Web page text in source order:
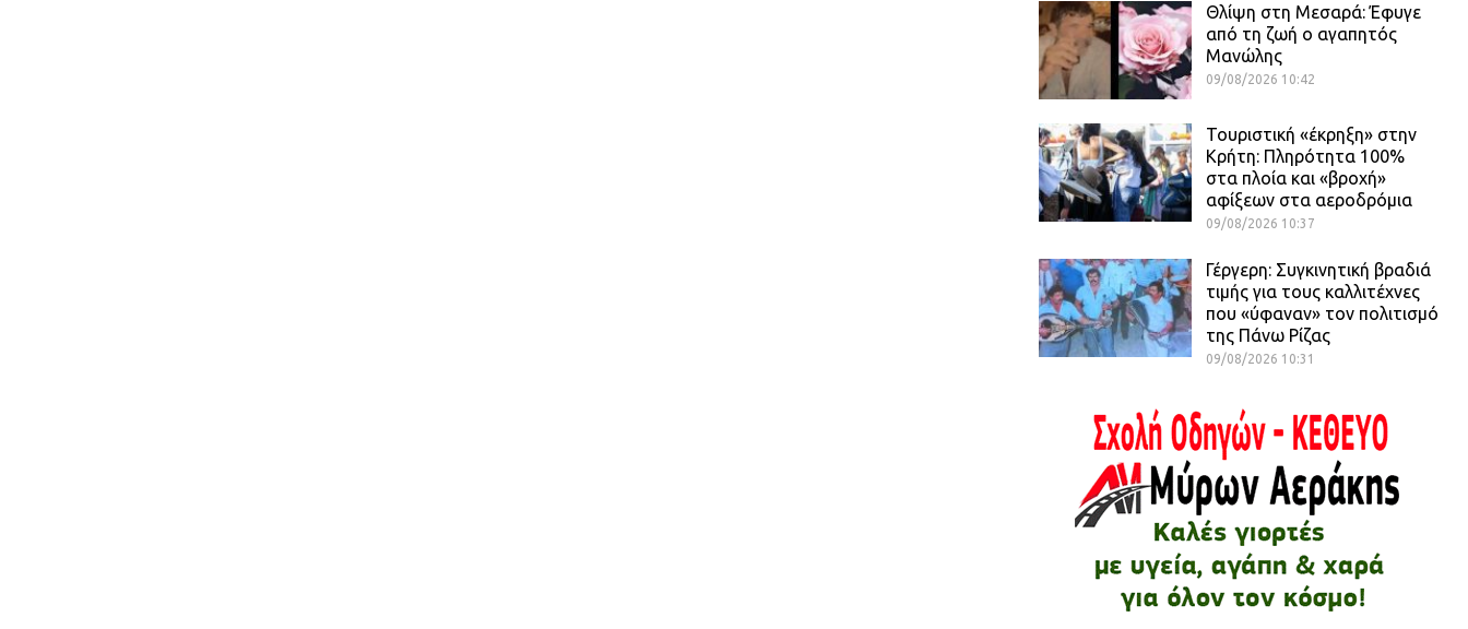
Θλίψη στη Μεσαρά: Έφυγε
από τη ζωή ο αγαπητός
Μανώλης
09/08/2026 10:42
Τουριστική «έκρηξη» στην
Κρήτη: Πληρότητα 100%
στα πλοία και «βροχή»
αφίξεων στα αεροδρόμια
09/08/2026 10:37
Γέργερη: Συγκινητική βραδιά
τιμής για τους καλλιτέχνες
που «ύφαναν» τον πολιτισμό
της Πάνω Ρίζας
09/08/2026 10:31